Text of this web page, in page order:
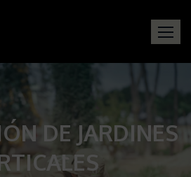
herramientas
DE JARDINES